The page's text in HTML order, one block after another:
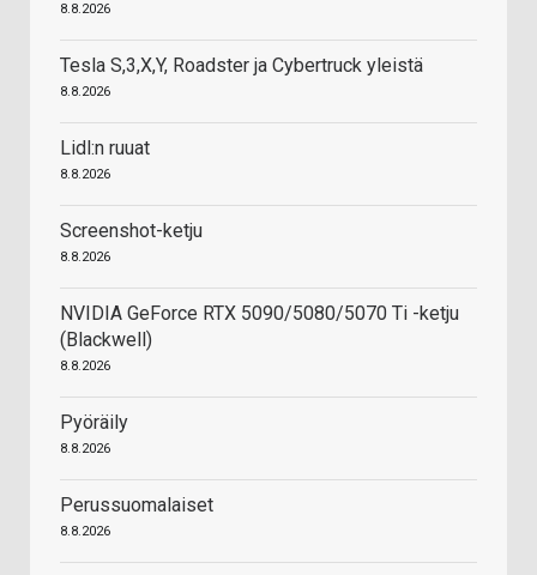
8.8.2026
Tesla S,3,X,Y, Roadster ja Cybertruck yleistä
8.8.2026
Lidl:n ruuat
8.8.2026
Screenshot-ketju
8.8.2026
NVIDIA GeForce RTX 5090/5080/5070 Ti -ketju
(Blackwell)
8.8.2026
Pyöräily
8.8.2026
Perussuomalaiset
8.8.2026